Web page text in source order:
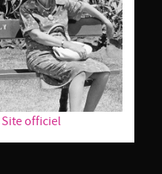
Site officiel